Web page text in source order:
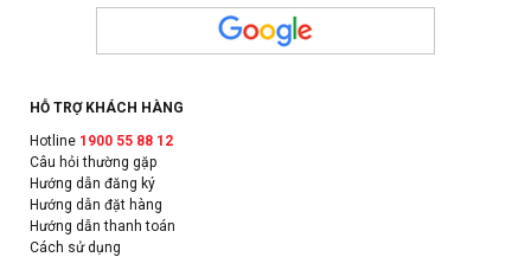
HỖ TRỢ KHÁCH HÀNG
Hotline 1900 55 88 12
Câu hỏi thường gặp
Hướng dẫn đăng ký
Hướng dẫn đặt hàng
Hướng dẫn thanh toán
Cách sử dụng